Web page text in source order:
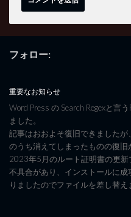
フォロー:
重要なお知らせ
Word Press の Search Regexと言
ました。
記事はおおよそ復旧できましたが、
のうち消えてしまったものの復旧
2023年5月のルート証明書の更
不具合があり、インストールに
りましたのでファイルを差し替え